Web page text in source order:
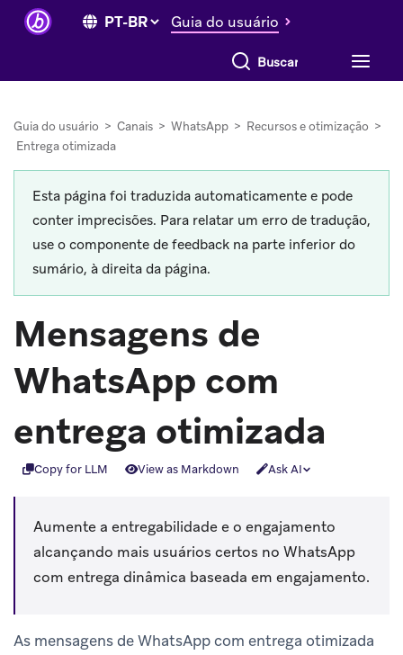
Guia do usuário
Buscar tudo
Guia do usuário > Canais > WhatsApp > Recursos e otimização >
Entrega otimizada
Esta página foi traduzida automaticamente e pode
conter imprecisões. Para relatar um erro de tradução,
use o componente de feedback na parte inferior do
sumário, à direita da página.
Mensagens de
WhatsApp com
entrega otimizada
Copy for LLM View as Markdown Ask AI
Aumente a entregabilidade e o engajamento
alcançando mais usuários certos no WhatsApp
com entrega dinâmica baseada em engajamento.
As mensagens de WhatsApp com entrega otimizada